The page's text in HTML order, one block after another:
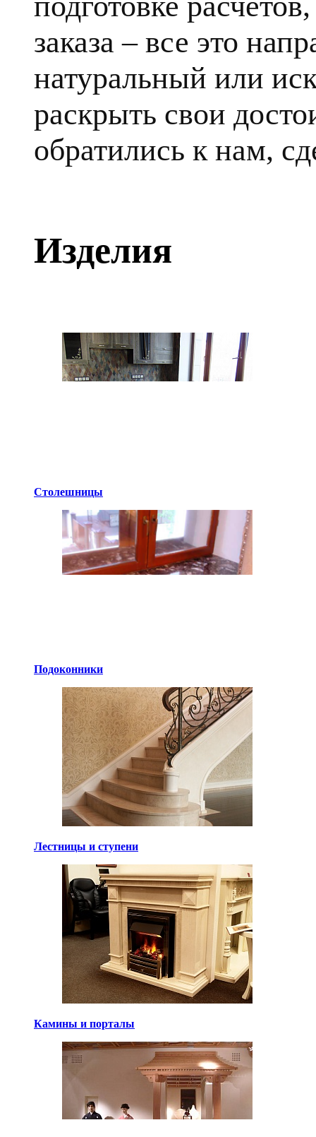
заказа – все это
натуральный или
раскрыть свои
обратились к нам,
Изделия
Столешницы
Подоконники
Лестницы и ступени
Камины и порталы